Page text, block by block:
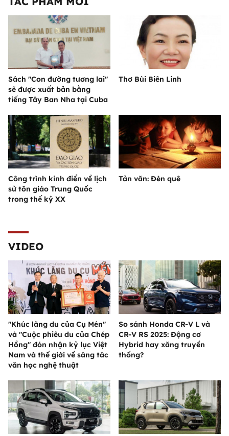
Sách "Con đường tương lai"
sẽ được xuất bản bằng
tiếng Tây Ban Nha tại Cuba
Thơ Bùi Biên Linh
Công trình kinh điển về lịch
sử tôn giáo Trung Quốc
trong thế kỷ XX
Tản văn: Đèn quê
VIDEO
"Khúc lãng du của Cụ Mén"
và "Cuộc phiêu du của Chép
Hồng" đón nhận kỷ lục Việt
Nam và thế giới về sáng tác
văn học nghệ thuật
So sánh Honda CR-V L và
CR-V RS 2025: Động cơ
Hybrid hay xăng truyền
thống?